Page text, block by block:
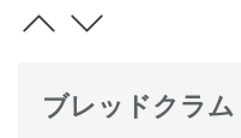
ブレッドクラム